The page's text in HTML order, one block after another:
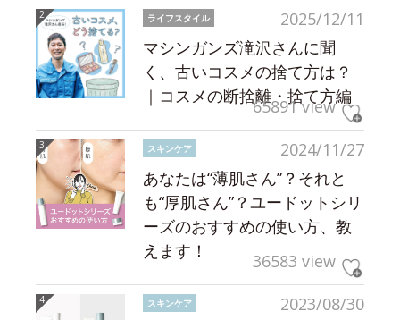
2025/12/11
ライフスタイル
マシンガンズ滝沢さんに聞
く、古いコスメの捨て方は？
｜コスメの断捨離・捨て方編
65891 view
2024/11/27
スキンケア
あなたは“薄肌さん”？それと
も“厚肌さん”？ユードットシリ
ーズのおすすめの使い方、教
えます！
36583 view
2023/08/30
スキンケア